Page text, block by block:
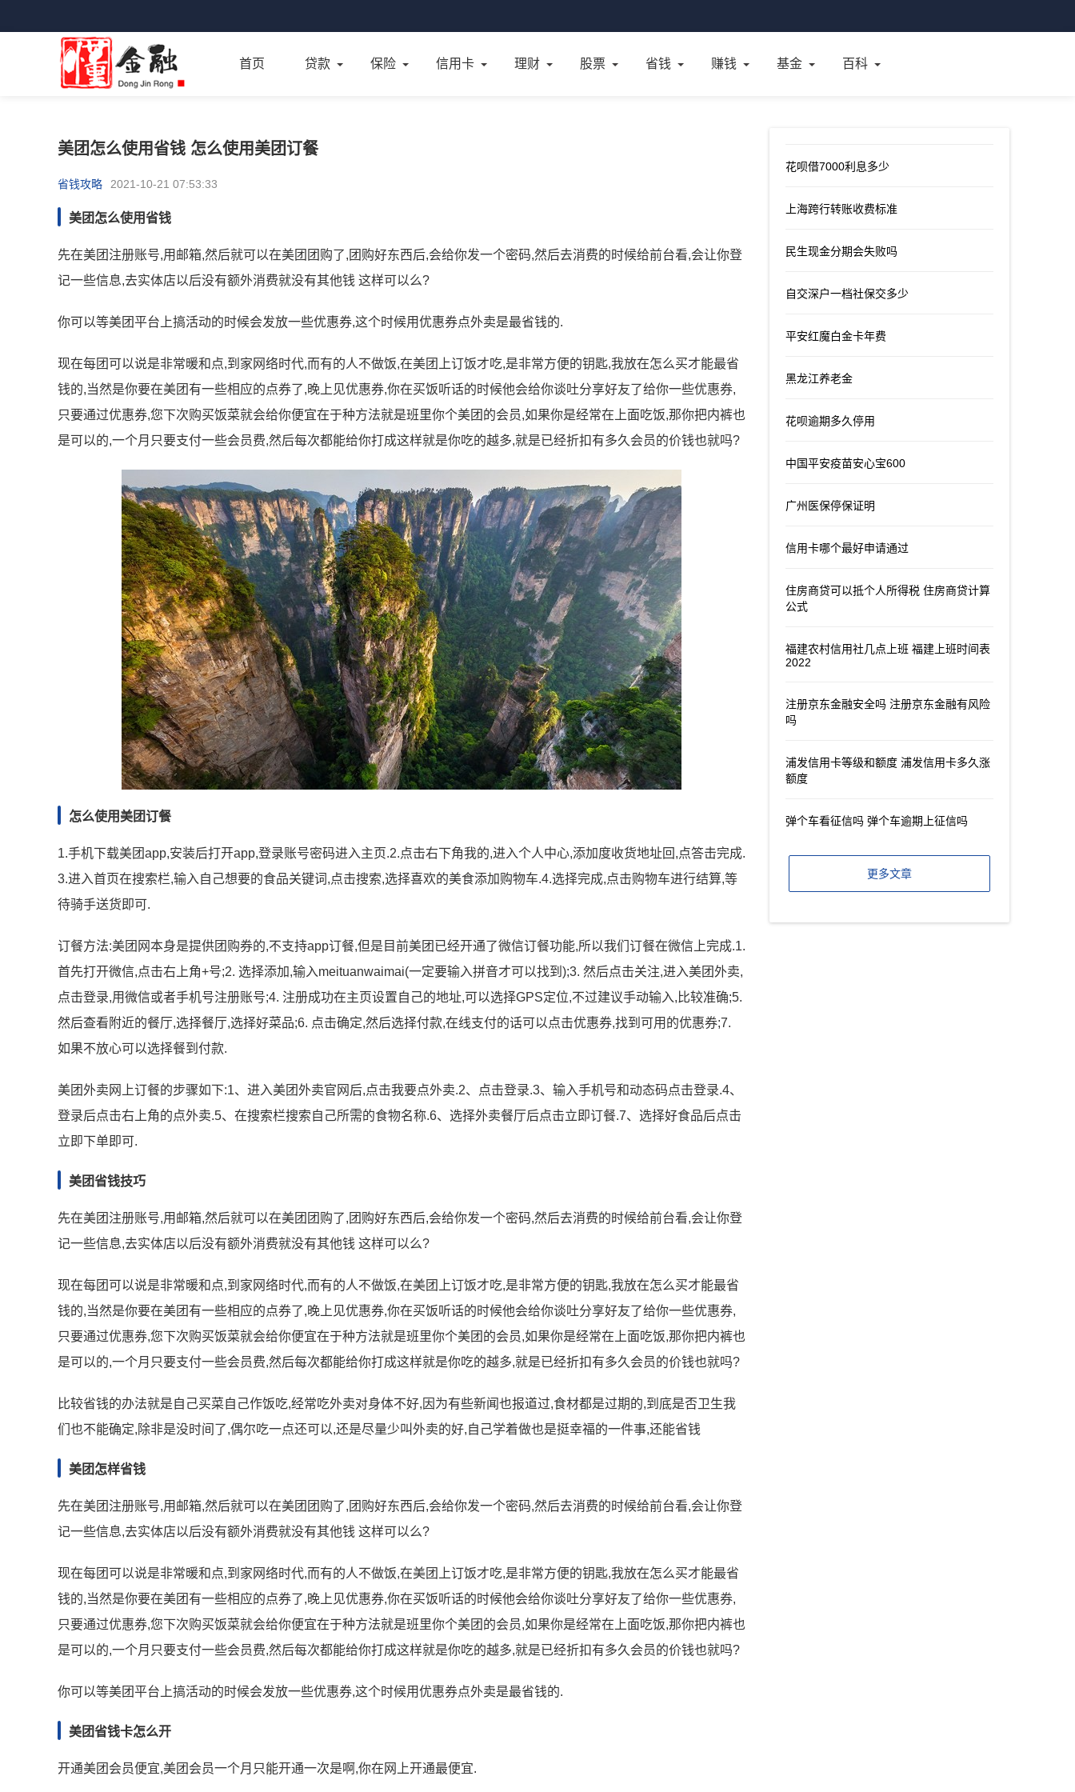
首页 贷款 保险 信用卡 理财 股票 省钱 赚钱 基金 百科
美团怎么使用省钱 怎么使用美团订餐
省钱攻略 2021-10-21 07:53:33
美团怎么使用省钱
先在美团注册账号,用邮箱,然后就可以在美团团购了,团购好东西后,会给你发一个密码,然后去消费的时候给前台看,会让你登
记一些信息,去实体店以后没有额外消费就没有其他钱 这样可以么?
你可以等美团平台上搞活动的时候会发放一些优惠券,这个时候用优惠券点外卖是最省钱的.
现在每团可以说是非常暖和点,到家网络时代,而有的人不做饭,在美团上订饭才吃,是非常方便的钥匙,我放在怎么买才能最省
钱的,当然是你要在美团有一些相应的点券了,晚上见优惠券,你在买饭听话的时候他会给你谈吐分享好友了给你一些优惠券,
只要通过优惠券,您下次购买饭菜就会给你便宜在于种方法就是班里你个美团的会员,如果你是经常在上面吃饭,那你把内裤也
是可以的,一个月只要支付一些会员费,然后每次都能给你打成这样就是你吃的越多,就是已经折扣有多久会员的价钱也就吗?
怎么使用美团订餐
1.手机下载美团app,安装后打开app,登录账号密码进入主页.2.点击右下角我的,进入个人中心,添加度收货地址回,点答击完成.
3.进入首页在搜索栏,输入自己想要的食品关键词,点击搜索,选择喜欢的美食添加购物车.4.选择完成,点击购物车进行结算,等
待骑手送货即可.
订餐方法:美团网本身是提供团购券的,不支持app订餐,但是目前美团已经开通了微信订餐功能,所以我们订餐在微信上完成.1.
首先打开微信,点击右上角+号;2. 选择添加,输入meituanwaimai(一定要输入拼音才可以找到);3. 然后点击关注,进入美团外卖,
点击登录,用微信或者手机号注册账号;4. 注册成功在主页设置自己的地址,可以选择GPS定位,不过建议手动输入,比较准确;5.
然后查看附近的餐厅,选择餐厅,选择好菜品;6. 点击确定,然后选择付款,在线支付的话可以点击优惠券,找到可用的优惠券;7.
如果不放心可以选择餐到付款.
美团外卖网上订餐的步骤如下:1、进入美团外卖官网后,点击我要点外卖.2、点击登录.3、输入手机号和动态码点击登录.4、
登录后点击右上角的点外卖.5、在搜索栏搜索自己所需的食物名称.6、选择外卖餐厅后点击立即订餐.7、选择好食品后点击
立即下单即可.
美团省钱技巧
先在美团注册账号,用邮箱,然后就可以在美团团购了,团购好东西后,会给你发一个密码,然后去消费的时候给前台看,会让你登
记一些信息,去实体店以后没有额外消费就没有其他钱 这样可以么?
现在每团可以说是非常暖和点,到家网络时代,而有的人不做饭,在美团上订饭才吃,是非常方便的钥匙,我放在怎么买才能最省
钱的,当然是你要在美团有一些相应的点券了,晚上见优惠券,你在买饭听话的时候他会给你谈吐分享好友了给你一些优惠券,
只要通过优惠券,您下次购买饭菜就会给你便宜在于种方法就是班里你个美团的会员,如果你是经常在上面吃饭,那你把内裤也
是可以的,一个月只要支付一些会员费,然后每次都能给你打成这样就是你吃的越多,就是已经折扣有多久会员的价钱也就吗?
比较省钱的办法就是自己买菜自己作饭吃,经常吃外卖对身体不好,因为有些新闻也报道过,食材都是过期的,到底是否卫生我
们也不能确定,除非是没时间了,偶尔吃一点还可以,还是尽量少叫外卖的好,自己学着做也是挺幸福的一件事,还能省钱
美团怎样省钱
先在美团注册账号,用邮箱,然后就可以在美团团购了,团购好东西后,会给你发一个密码,然后去消费的时候给前台看,会让你登
记一些信息,去实体店以后没有额外消费就没有其他钱 这样可以么?
现在每团可以说是非常暖和点,到家网络时代,而有的人不做饭,在美团上订饭才吃,是非常方便的钥匙,我放在怎么买才能最省
钱的,当然是你要在美团有一些相应的点券了,晚上见优惠券,你在买饭听话的时候他会给你谈吐分享好友了给你一些优惠券,
只要通过优惠券,您下次购买饭菜就会给你便宜在于种方法就是班里你个美团的会员,如果你是经常在上面吃饭,那你把内裤也
是可以的,一个月只要支付一些会员费,然后每次都能给你打成这样就是你吃的越多,就是已经折扣有多久会员的价钱也就吗?
你可以等美团平台上搞活动的时候会发放一些优惠券,这个时候用优惠券点外卖是最省钱的.
美团省钱卡怎么开
开通美团会员便宜,美团会员一个月只能开通一次是啊,你在网上开通最便宜.
花呗借7000利息多少
上海跨行转账收费标准
民生现金分期会失败吗
自交深户一档社保交多少
平安红魔白金卡年费
黑龙江养老金
花呗逾期多久停用
中国平安疫苗安心宝600
广州医保停保证明
信用卡哪个最好申请通过
住房商贷可以抵个人所得税 住房商贷计算
公式
福建农村信用社几点上班 福建上班时间表
2022
注册京东金融安全吗 注册京东金融有风险
吗
浦发信用卡等级和额度 浦发信用卡多久涨
额度
弹个车看征信吗 弹个车逾期上征信吗
更多文章